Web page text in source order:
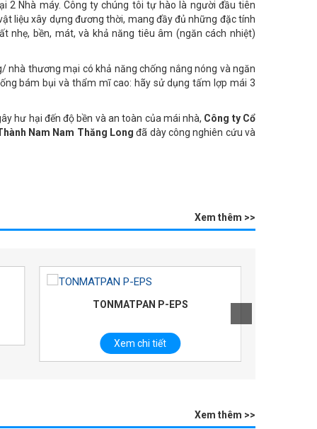
2 Nhà máy. Công ty chúng tôi tự hào là người đầu tiên
liệu xây dựng đương thời, mang đầy đủ những đặc tính
nhẹ, bền, mát, và khả năng tiêu âm (ngăn cách nhiệt)
nhà thương mại có khả năng chống nắng nóng và ngăn
bám bụi và thẩm mĩ cao: hãy sử dụng tấm lợp mái 3
hư hại đến độ bền và an toàn của mái nhà, Công ty Cổ
Nam Nam Thăng Longđã dày công nghiên cứu và
Xem thêm >>
Tonmatpan P-Pur&Mineral Wool
Xem thêm >>